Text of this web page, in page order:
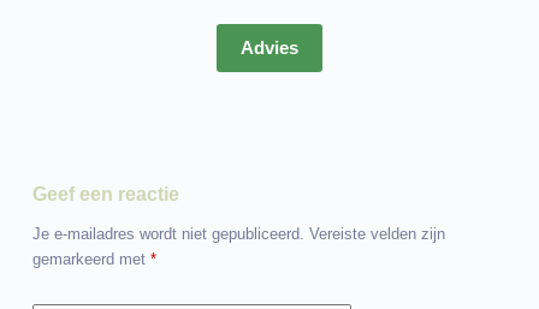
Advies
Geef een reactie
Je e-mailadres wordt niet gepubliceerd. Vereiste velden zijn
gemarkeerd met *